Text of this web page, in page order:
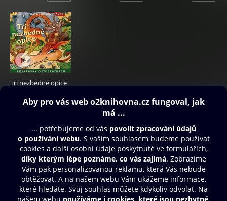
Tri nezbedné opice
165 Kč
Obsah ke stažení
Moje O2 Knihovna
Další zábava